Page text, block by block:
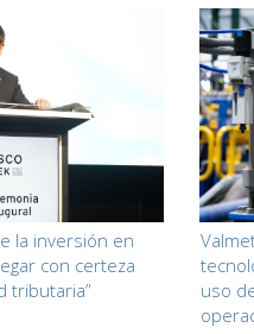
la inversión en
con certeza
tributaria”
uso